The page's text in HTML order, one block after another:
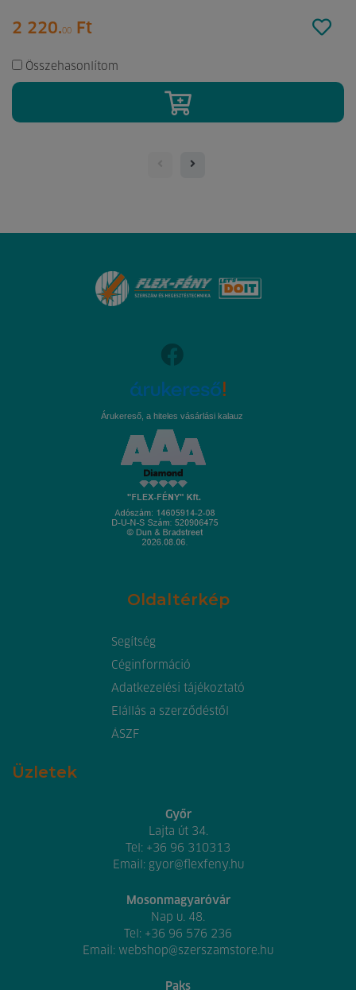
2 220.00 Ft
Összehasonlítom
Árukereső, a hiteles vásárlási kalauz
Oldaltérkép
Segítség
Céginformáció
Adatkezelési tájékoztató
Elállás a szerződéstől
ÁSZF
Üzletek
Győr
Lajta út 34.
Tel: +36 96 310313
Email: gyor@flexfeny.hu
Mosonmagyaróvár
Nap u. 48.
Tel: +36 96 576 236
Email: webshop@szerszamstore.hu
Paks